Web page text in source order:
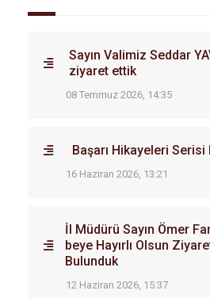
Sayın Valimiz Seddar
ziyaret ettik
08 Temmuz 2026, 14:35
Başarı Hikayeleri Serisi
16 Haziran 2026, 13:21
İl Müdürü Sayın Ömer
beye Hayırlı Olsun
Bulunduk
12 Haziran 2026, 15:37